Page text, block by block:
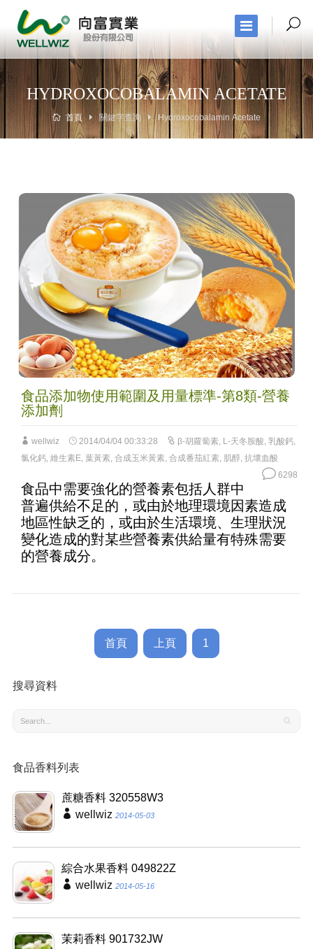
HYDROXOCOBALAMIN ACETATE
首頁 關鍵字查詢 Hydroxocobalamin Acetate
食品添加物使用範圍及用量標準-第8類-營養
添加劑
wellwiz 2014/04/04 00:33:28 β-胡蘿蔔素, L-天冬胺酸, 乳酸鈣,
氯化鈣, 維生素E, 葉黃素, 合成玉米黃素, 合成番茄紅素, 肌醇, 抗壞血酸
6298
食品中需要強化的營養素包括人群中
普遍供給不足的，或由於地理環境因素造成
地區性缺乏的，或由於生活環境、生理狀況
變化造成的對某些營養素供給量有特殊需要
的營養成分。
首頁 上頁 1
搜尋資料
食品香料列表
蔗糖香料 320558W3
wellwiz 2014-05-03
綜合水果香料 049822Z
wellwiz 2014-05-16
茉莉香料 901732JW